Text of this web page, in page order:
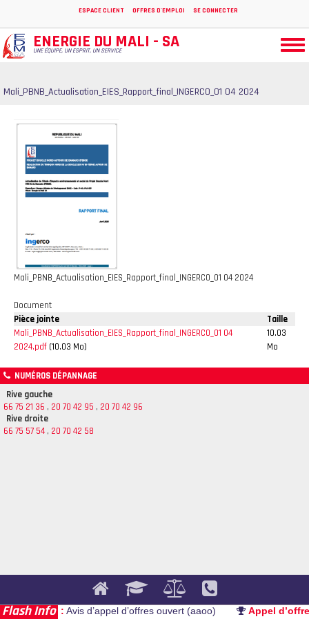
contenu
principal
ESPACE CLIENT OFFRES D'EMPLOI SE CONNECTER
ENERGIE DU MALI - SA
UNE ÉQUIPE, UN ESPRIT, UN SERVICE
Flash Info
d’offre : Avis d’appel d’offres ouvert (aaoo) Appel
Mali_PBNB_Actualisation_EIES_Rapport_final_INGERCO_01 04 2024
Mali_PBNB_Actualisation_EIES_Rapport_final_INGERCO_01 04 2024
Document
Pièce jointe
Taille
Mali_PBNB_Actualisation_EIES_Rapport_final_INGERCO_01 04
2024.pdf (10.03 Mo)
10.03
Mo
NUMÉROS DÉPANNAGE
Rive gauche
66 75 21 36 , 20 70 42 95 , 20 70 42 96
Rive droite
66 75 57 54 , 20 70 42 58